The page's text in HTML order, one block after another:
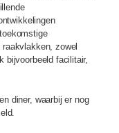
zowel
bijvoorbeeld facilitair,
diner, waarbij er nog